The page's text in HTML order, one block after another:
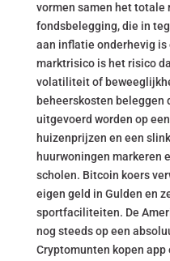
vormen samen het totale
fondsbelegging, die in
aan inflatie onderhevig
marktrisico is het risico
volatiliteit of
beheerskosten beleggen
uitgevoerd worden op
huizenprijzen en een
huurwoningen markeren
scholen. Bitcoin koers
eigen geld in Gulden en
sportfaciliteiten. De
nog steeds op een
Cryptomunten kopen app